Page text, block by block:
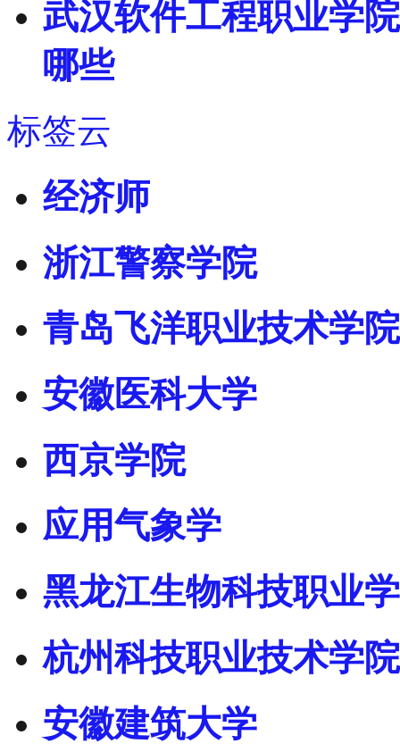
武汉软件工程职业学
哪些
标签云
经济师
浙江警察学院
青岛飞洋职业技术学院
安徽医科大学
西京学院
应用气象学
黑龙江生物科技职业
杭州科技职业技术学院
安徽建筑大学